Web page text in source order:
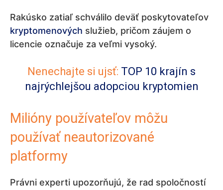
Rakúsko zatiaľ schválilo deväť poskytovateľov
kryptomenových služieb, pričom záujem o
licencie označuje za veľmi vysoký.
Nenechajte si ujsť: TOP 10 krajín s
najrýchlejšou adopciou kryptomien
Milióny používateľov môžu
používať neautorizované
platformy
Právni experti upozorňujú, že rad spoločností